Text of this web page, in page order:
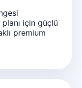
için güçlü
premium